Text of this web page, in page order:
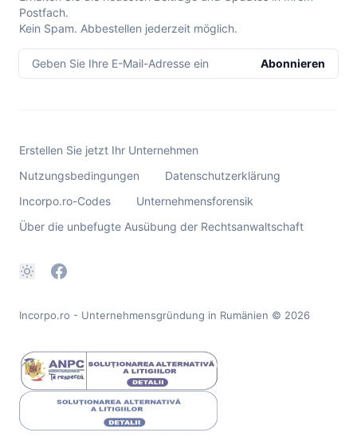
Postfach.
Kein Spam. Abbestellen jederzeit möglich.
Geben Sie Ihre E-Mail-Adresse ein Abonnieren
Erstellen Sie jetzt Ihr Unternehmen
Nutzungsbedingungen
Datenschutzerklärung
Incorpo.ro-Codes
Unternehmensforensik
Über die unbefugte Ausübung der Rechtsanwaltschaft
Incorpo.ro - Unternehmensgründung in Rumänien © 2026